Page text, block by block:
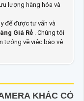
lượng hàng hóa và
để được tư vấn và
Giá Rẻ . Chúng tôi
tưởng về việc bảo vệ
KHÁC CÓ